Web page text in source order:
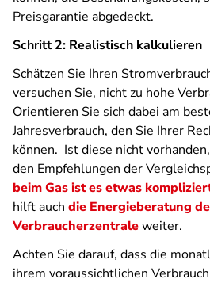
Preisgarantie abgedeckt.
Schritt 2: Realistisch kalkulieren
Schätzen Sie Ihren
versuchen Sie, nicht zu hohe
Orientieren Sie sich dabei am
Jahresverbrauch, den Sie Ihrer
können. Ist diese nicht
den Empfehlungen der
beim Gas ist es etwas
hilft auch die Energieberatung
Verbraucherzentraleweiter.
Achten Sie darauf, dass die
ihrem voraussichtlichen